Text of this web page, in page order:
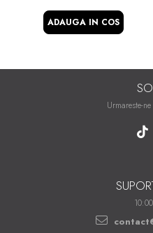
ADAUGA IN COS
Urmareste-